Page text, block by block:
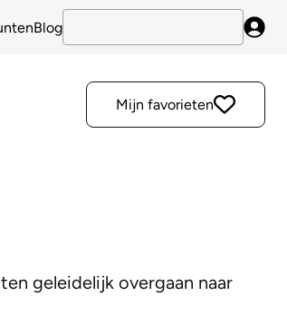
Blog
Mijn favorieten
geleidelijk overgaan naar